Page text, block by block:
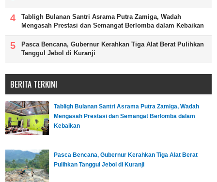
Tabligh Bulanan Santri Asrama Putra Zamiga, Wadah
Mengasah Prestasi dan Semangat Berlomba dalam Kebaikan
Pasca Bencana, Gubernur Kerahkan Tiga Alat Berat Pulihkan
Tanggul Jebol di Kuranji
BERITA TERKINI
Tabligh Bulanan Santri Asrama Putra Zamiga, Wadah
Mengasah Prestasi dan Semangat Berlomba dalam
Kebaikan
Pasca Bencana, Gubernur Kerahkan Tiga Alat Berat
Pulihkan Tanggul Jebol di Kuranji